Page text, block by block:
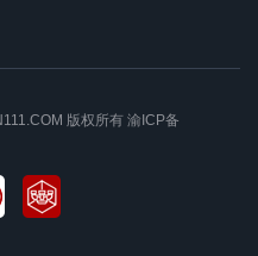
版权所有 渝ICP备